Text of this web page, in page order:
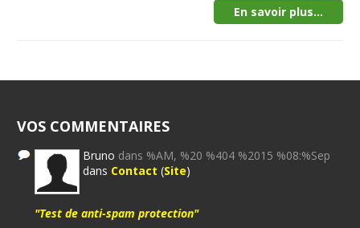
En savoir plus...
VOS COMMENTAIRES
Bruno dans %AM, %20 %404 %2015 %08:%Sep
dans Contact (Site)
"Test de anti-spam protection"